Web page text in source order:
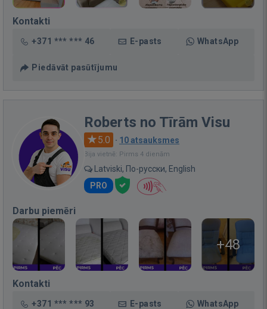
Kontakti
+371 *** *** 46 E-pasts WhatsApp
Piedāvāt pasūtījumu
Roberts no Tīrām Visu
5.0 · 10 atsauksmes
Bija vietnē: Pirms 4 dienām
Latviski, По-русски, English
PRO
Darbu piemēri
+48
Kontakti
+371 *** *** 93 E-pasts WhatsApp